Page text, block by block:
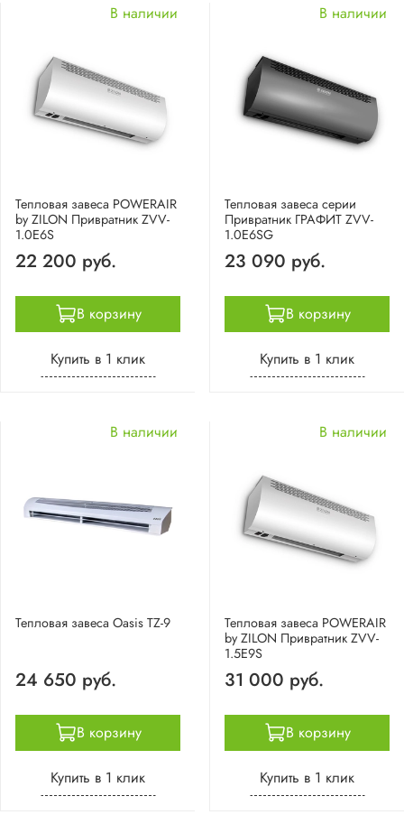
Тепловая завеса POWERAIR
by ZILON Привратник ZVV-
1.0E6S
В наличии
22 200 руб.
В корзину
Купить в 1 клик
Тепловая завеса серии
Привратник ГРАФИТ ZVV-
1.0E6SG
В наличии
23 090 руб.
В корзину
Купить в 1 клик
Тепловая завеса Oasis TZ-9
В наличии
24 650 руб.
В корзину
Купить в 1 клик
Тепловая завеса POWERAIR
by ZILON Привратник ZVV-
1.5E9S
В наличии
31 000 руб.
В корзину
Купить в 1 клик